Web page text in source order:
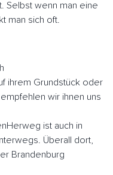
Selbst wenn man eine
man sich oft.
ihrem Grundstück oder
wir ihnen uns
ist auch in
Überall dort,
Brandenburg